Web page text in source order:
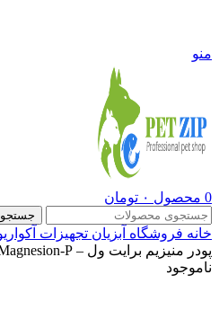
منو
0 محصول ۰ تومان
جستجو
خانه فروشگاه آبزیان تجهیزات
پودر منیزیم برایت ول – Brightwell Magnesion-P
ناموجود